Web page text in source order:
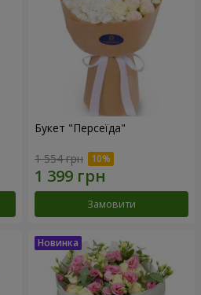
Букет "Персеїда"
1 554 грн
Замовити